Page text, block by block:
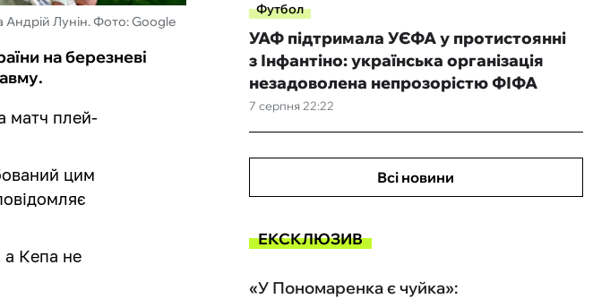
Андрій Лунін. Фото: Google
на березневі
матч плей-
цим
а Кепа не
Футбол
7 серпня 22:22
УАФ підтримала УЄФА у протистоянні
з Інфантіно: українська організація
незадоволена непрозорістю ФІФА
Всі новини
ЕКСКЛЮЗИВ
«У Пономаренка є чуйка»: